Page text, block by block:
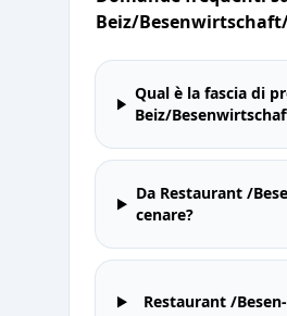
Beiz/
Qual è la fascia di
Beiz/
Da Restaurant /
cenare?
Restaurant /